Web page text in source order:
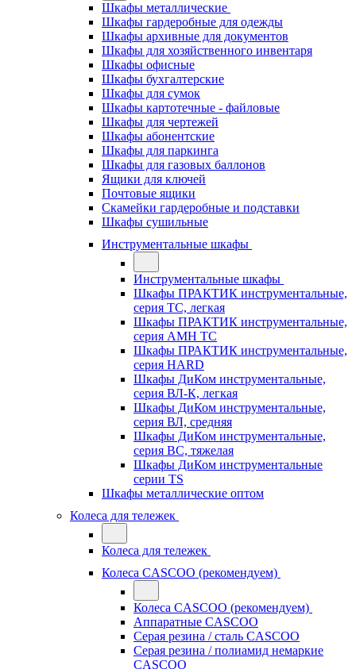
Шкафы металлические
Шкафы гардеробные для одежды
Шкафы архивные для документов
Шкафы для хозяйственного инвентаря
Шкафы офисные
Шкафы бухгалтерские
Шкафы для сумок
Шкафы картотечные - файловые
Шкафы для чертежей
Шкафы абонентские
Шкафы для паркинга
Шкафы для газовых баллонов
Ящики для ключей
Почтовые ящики
Скамейки гардеробные и подставки
Шкафы сушильные
Инструментальные шкафы
Инструментальные шкафы
Шкафы ПРАКТИК инструментальные,
серия ТC, легкая
Шкафы ПРАКТИК инструментальные,
серия AMH TC
Шкафы ПРАКТИК инструментальные,
серия HARD
Шкафы ДиКом инструментальные,
cерия ВЛ-К, легкая
Шкафы ДиКом инструментальные,
серия ВЛ, средняя
Шкафы ДиКом инструментальные,
серия ВС, тяжелая
Шкафы ДиКом инструментальные
серии TS
Шкафы металлические оптом
Колеса для тележек
Колеса для тележек
Колеса CASCOO (рекомендуем)
Колеса CASCOO (рекомендуем)
Аппаратные CASCOO
Серая резина / сталь CASCOO
Серая резина / полиамид немаркие
CASCOO